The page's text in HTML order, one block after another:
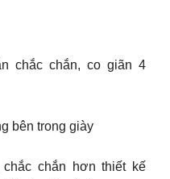
chắc chắn, co giãn 4
bên trong giày
chắn hơn thiết kế